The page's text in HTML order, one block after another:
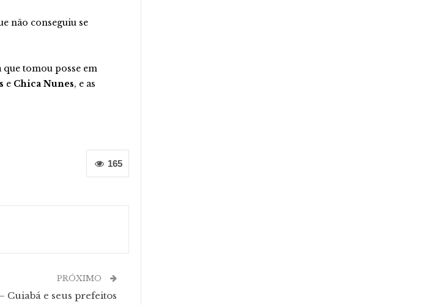
não conseguiu se
tomou posse em
e Chica Nunes, e as
165
PRÓXIMO
Cuiabá e seus prefeitos